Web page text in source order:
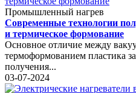
Промышленный нагрев
Современные технологии
и термическое формование
Основное отличие между
термоформованием пластика
получения...
03-07-2024